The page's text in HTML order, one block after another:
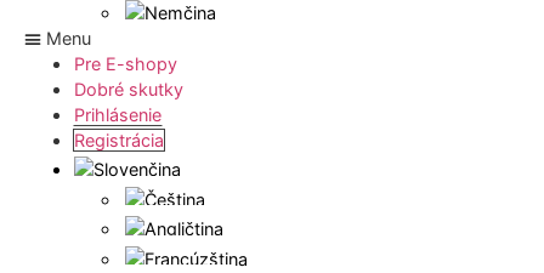
Menu
Pre E-shopy
Dobré skutky
Prihlásenie
Registrácia